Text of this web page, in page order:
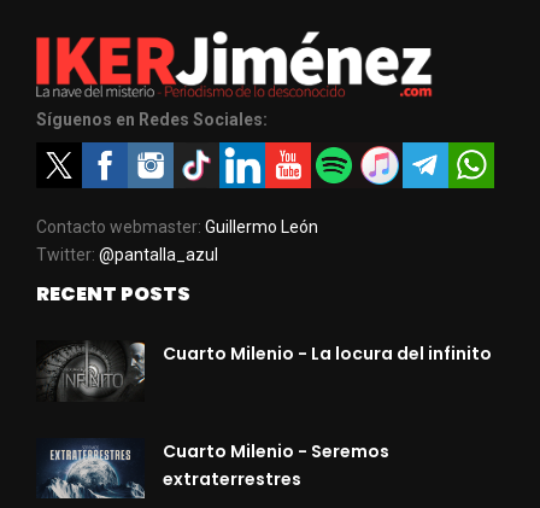
Síguenos en Redes Sociales:
Contacto webmaster: Guillermo León
Twitter: @pantalla_azul
RECENT POSTS
Cuarto Milenio - La locura del infinito
Cuarto Milenio - Seremos
extraterrestres